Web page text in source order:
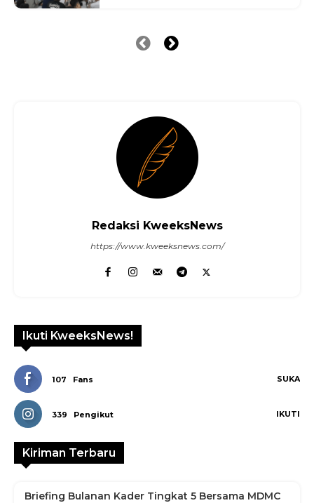
Redaksi KweeksNews
https://www.kweeksnews.com/
Ikuti KweeksNews!
107 Fans SUKA
339 Pengikut IKUTI
Kiriman Terbaru
Briefing Bulanan Kader Tingkat 5 Bersama MDMC